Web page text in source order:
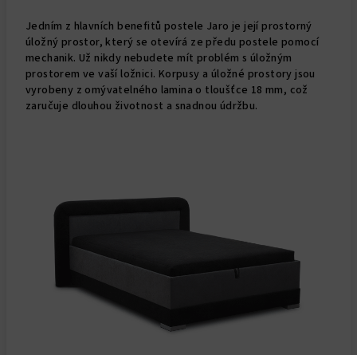
Jedním z hlavních benefitů postele Jaro je její prostorný
úložný prostor, který se otevírá ze předu postele pomocí
mechanik. Už nikdy nebudete mít problém s úložným
prostorem ve vaší ložnici. Korpusy a úložné prostory jsou
vyrobeny z omývatelného lamina o tloušťce 18 mm, což
zaručuje dlouhou životnost a snadnou údržbu.